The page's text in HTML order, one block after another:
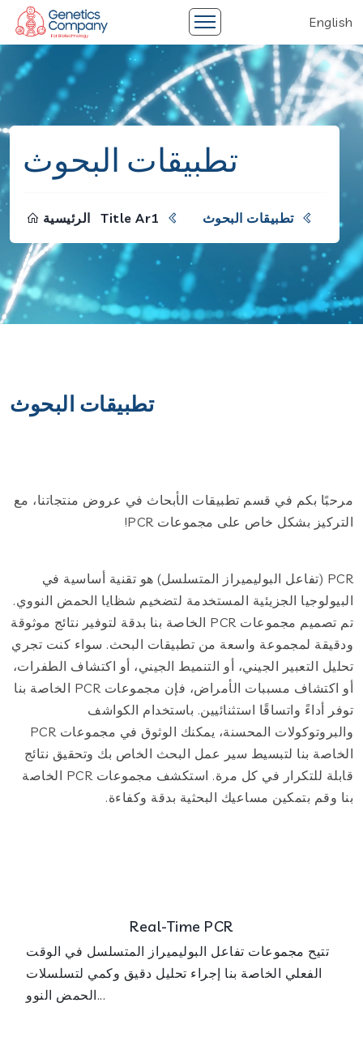
English
تطبيقات البحوث
الرئيسية Title Ar1 تطبيقات البحوث
تطبيقات البحوث
مرحبًا بكم في قسم تطبيقات الأبحاث في عروض منتجاتنا، مع
التركيز بشكل خاص على مجموعات PCR!
PCR (تفاعل البوليميراز المتسلسل) هو تقنية أساسية في
البيولوجيا الجزيئية المستخدمة لتضخيم شظايا الحمض النووي.
تم تصميم مجموعات PCR الخاصة بنا بدقة لتوفير نتائج موثوقة
ودقيقة لمجموعة واسعة من تطبيقات البحث. سواء كنت تجري
تحليل التعبير الجيني، أو التنميط الجيني، أو اكتشاف الطفرات،
أو اكتشاف مسببات الأمراض، فإن مجموعات PCR الخاصة بنا
توفر أداءً واتساقًا استثنائيين. باستخدام الكواشف
والبروتوكولات المحسنة، يمكنك الوثوق في مجموعات PCR
الخاصة بنا لتبسيط سير عمل البحث الخاص بك وتحقيق نتائج
قابلة للتكرار في كل مرة. استكشف مجموعات PCR الخاصة
بنا وقم بتمكين مساعيك البحثية بدقة وكفاءة.
Real-Time PCR
تتيح مجموعات تفاعل البوليميراز المتسلسل في الوقت
الفعلي الخاصة بنا إجراء تحليل دقيق وكمي لتسلسلات
الحمض النوو...